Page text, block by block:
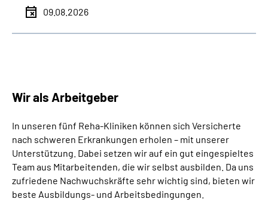
09.08.2026
Wir als Arbeitgeber
In unseren fünf Reha-Kliniken können sich Versicherte
nach schweren Erkrankungen erholen – mit unserer
Unterstützung. Dabei setzen wir auf ein gut eingespieltes
Team aus Mitarbeitenden, die wir selbst ausbilden. Da uns
zufriedene Nachwuchskräfte sehr wichtig sind, bieten wir
beste Ausbildungs- und Arbeitsbedingungen.